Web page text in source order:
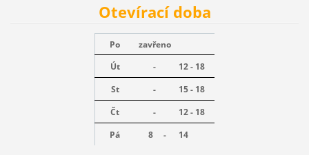
Otevírací doba
Po
zavřeno
Út
-
12 - 18
St
-
15 - 18
Čt
-
12 - 18
Pá
8 - 14